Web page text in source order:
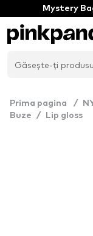
Mystery
Prima pagina /
Buze
/ Lip gloss